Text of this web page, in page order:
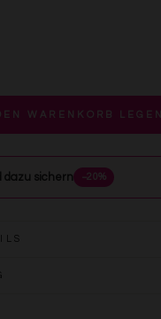
WARENKORB LEGEN
dazu sichern −20%